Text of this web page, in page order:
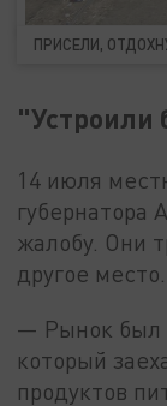
ПРИСЕЛИ,
"Устроили
14 июля
губернатора
жалобу. Они
другое место.
— Рынок был
который
продуктов